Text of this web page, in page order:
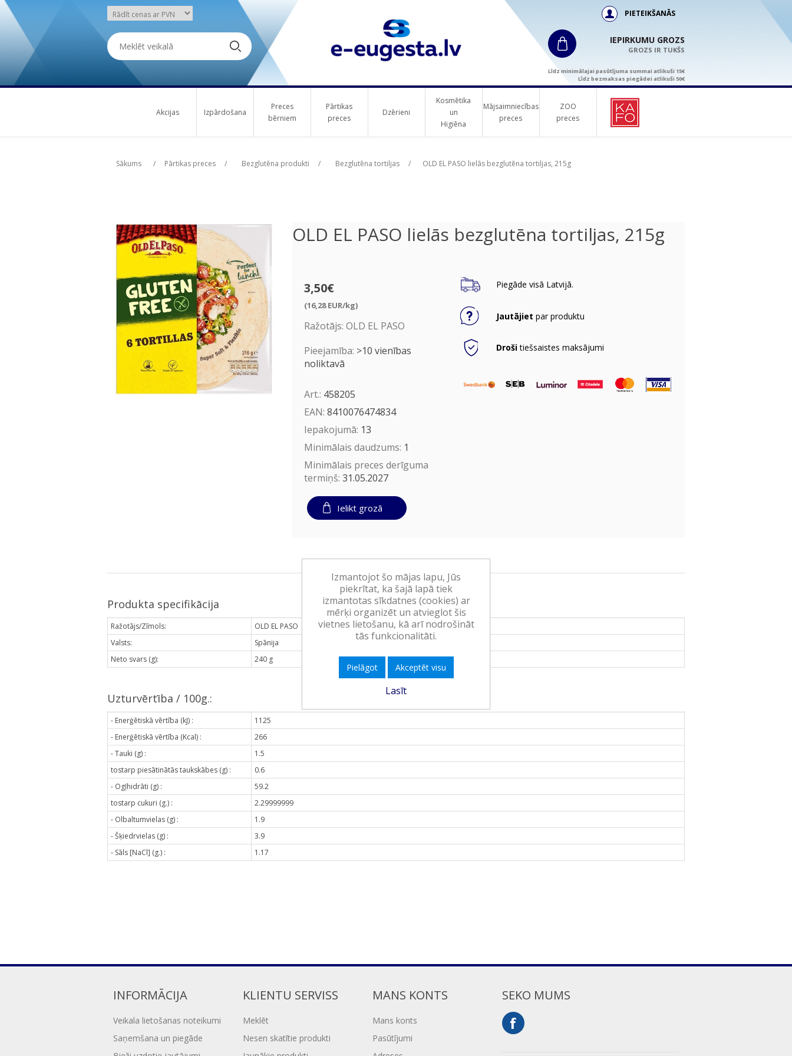
PIETEIKŠANĀS
IEPIRKUMU GROZS
GROZS IR TUKŠS
Līdz minimālajai pasūtījuma summai atlikuši 15€
Līdz bezmaksas piegādei atlikuši 50€
Akcijas Izpārdošana
Preces
bērniem
Pārtikas
preces
Dzērieni
Kosmētika
un
Higiēna
Mājsaimniecības
preces
ZOO
preces
Sākums / Pārtikas preces / Bezglutēna produkti / Bezglutēna tortiljas / OLD EL PASO lielās bezglutēna tortiljas, 215g
OLD EL PASO lielās bezglutēna tortiljas, 215g
3,50€
(16,28 EUR/kg)
Ražotājs: OLD EL PASO
Pieejamība: >10 vienības
noliktavā
Art.: 458205
EAN: 8410076474834
Iepakojumā: 13
Minimālais daudzums: 1
Minimālais preces derīguma
termiņš: 31.05.2027
Ielikt grozā
Piegāde visā Latvijā.
Jautājiet par produktu
Drošitiešsaistes maksājumi
Produkta specifikācija
Ražotājs/Zīmols:
OLD EL PASO
Valsts:
Spānija
Neto svars (g):
240 g
Uzturvērtība / 100g.:
- Enerģētiskā vērtība (kJ) :
1125
- Enerģētiskā vērtība (Kcal) :
266
- Tauki (g) :
1.5
tostarp piesātinātās taukskābes (g) :
0.6
- Ogļhidrāti (g) :
59.2
tostarp cukuri (g.) :
2.29999999
- Olbaltumvielas (g) :
1.9
- Šķiedrvielas (g) :
3.9
- Sāls [NaCl] (g.) :
1.17
INFORMĀCIJA
Veikala lietošanas noteikumi
Saņemšana un piegāde
KLIENTU SERVISS
Meklēt
Nesen skatītie produkti
MANS KONTS
Mans konts
Pasūtījumi
SEKO MUMS
Izmantojot šo mājas lapu, Jūs
piekrītat, ka šajā lapā tiek
izmantotas sīkdatnes (cookies) ar
mērķi organizēt un atvieglot šis
vietnes lietošanu, kā arī nodrošināt
tās funkcionalitāti.
Pielāgot Akceptēt visu
Lasīt